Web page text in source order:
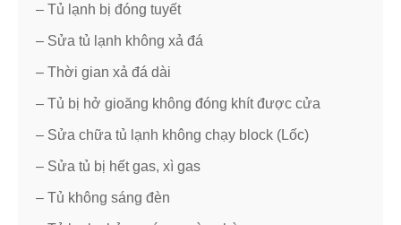
– Tủ lạnh bị đóng tuyết
– Sửa tủ lạnh không xả đá
– Thời gian xả đá dài
– Tủ bị hở gioăng không đóng khít được cửa
– Sửa chữa tủ lạnh không chạy block (Lốc)
– Sửa tủ bị hết gas, xì gas
– Tủ không sáng đèn